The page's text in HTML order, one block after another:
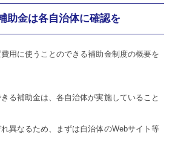
助金は各自治体に確認を
用に使うことのできる補助金制度の概要を
る補助金は、各自治体が実施していること
異なるため、まずは自治体のWebサイト等